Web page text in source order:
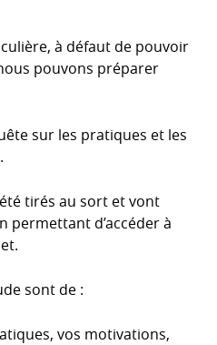
à défaut de pouvoir
pouvons préparer
sur les pratiques et les
tirés au sort et vont
permettant d’accéder à
sont de :
vos motivations,